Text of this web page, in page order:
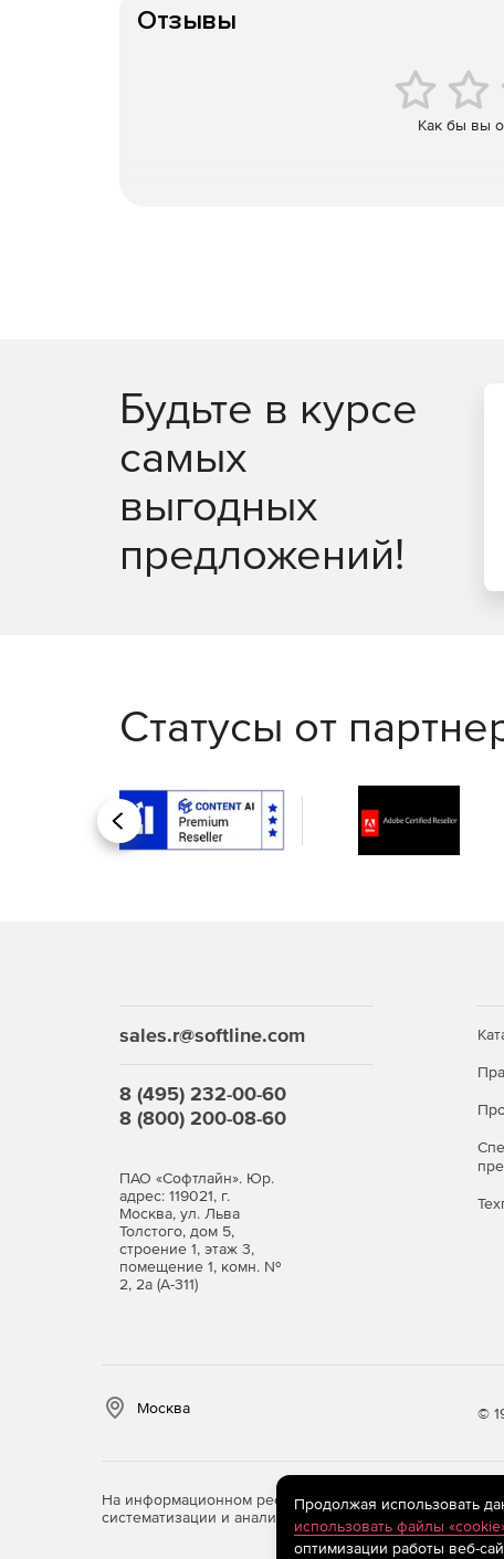
Management Suite.
Управление разнородными и открытыми
того, e-mail
e-mail в
В связи с
Отзывы
Как бы вы
Будьте в курсе
самых
выгодных
предложений!
Статусы от
Назад
sales.r@softline.com
8 (495) 232-00-60
8 (800) 200-08-60
ПАО «Софтлайн». Юр.
адрес: 119021, г.
Москва, ул. Льва
Толстого, дом 5,
строение 1, этаж 3,
помещение 1, комн. №
2, 2а (А-311)
Москва ©
На информационном ресурсе store.softline.ru
систематизации и анализа сведений, относящихся к
Продолжая использовать
использовать файлы
оптимизации работы веб-